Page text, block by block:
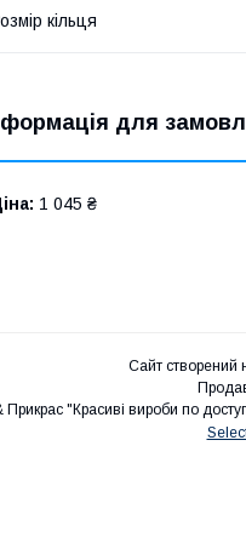
кільця
для
1 045 ₴
Сайт створений